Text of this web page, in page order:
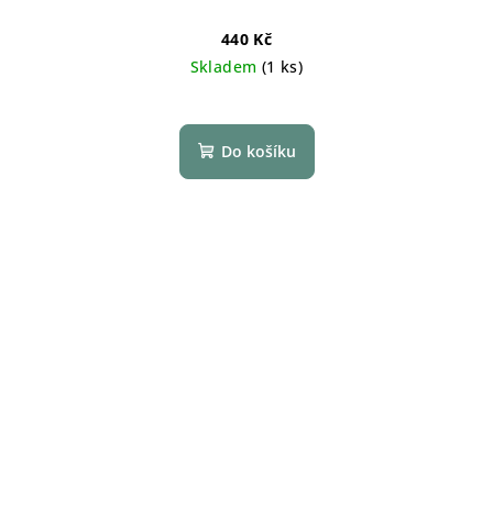
440 Kč
Skladem (1 ks)
Do košíku